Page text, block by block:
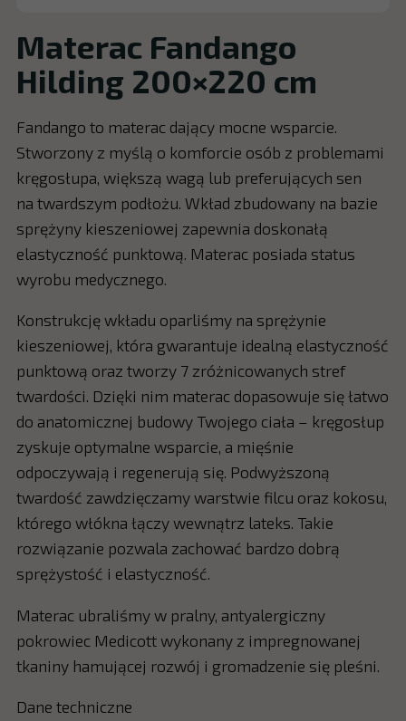
Materac Fandango
Hilding 200×220 cm
Fandango to materac dający mocne wsparcie.
Stworzony z myślą o komforcie osób z problemami
kręgosłupa, większą wagą lub preferujących sen
na twardszym podłożu. Wkład zbudowany na bazie
sprężyny kieszeniowej zapewnia doskonałą
elastyczność punktową. Materac posiada status
wyrobu medycznego.
Konstrukcję wkładu oparliśmy na sprężynie
kieszeniowej, która gwarantuje idealną elastyczność
punktową oraz tworzy 7 zróżnicowanych stref
twardości. Dzięki nim materac dopasowuje się łatwo
do anatomicznej budowy Twojego ciała – kręgosłup
zyskuje optymalne wsparcie, a mięśnie
odpoczywają i regenerują się. Podwyższoną
twardość zawdzięczamy warstwie filcu oraz kokosu,
którego włókna łączy wewnątrz lateks. Takie
rozwiązanie pozwala zachować bardzo dobrą
sprężystość i elastyczność.
Materac ubraliśmy w pralny, antyalergiczny
pokrowiec Medicott wykonany z impregnowanej
tkaniny hamującej rozwój i gromadzenie się pleśni.
Dane techniczne